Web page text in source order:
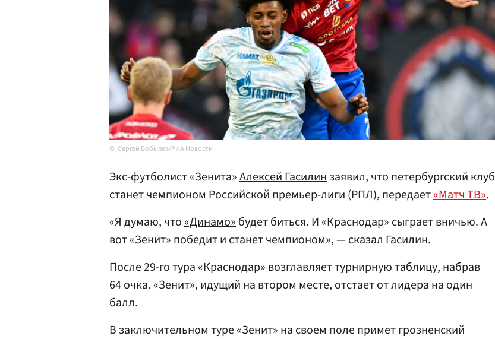
Сергей Бобылев/РИА Новости
Экс-футболист «Зенита»Алексей Гасилинзаявил, что петербургский клуб
станет чемпионом Российской премьер-лиги (РПЛ), передает«Матч ТВ».
«Я думаю, что«Динамо»будет биться. И «Краснодар» сыграет вничью. А
вот «Зенит» победит и станет чемпионом», — сказал Гасилин.
После 29-го тура «Краснодар» возглавляет турнирную таблицу, набрав
64 очка. «Зенит», идущий на втором месте, отстает от лидера на один
балл.
В заключительном туре «Зенит» на своем поле примет грозненский